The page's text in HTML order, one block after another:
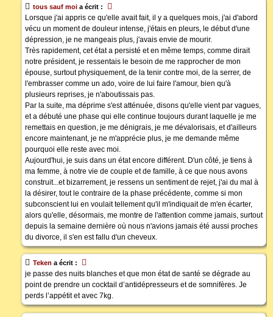
tous sauf moi a écrit :
Lorsque j'ai appris ce qu'elle avait fait, il y a quelques mois, j'ai d'abord
vécu un moment de douleur intense, j'étais en pleurs, le début d'une
dépression, je ne mangeais plus, j'avais envie de mourir.
Très rapidement, cet état a persisté et en même temps, comme dirait
notre président, je ressentais le besoin de me rapprocher de mon
épouse, surtout physiquement, de la tenir contre moi, de la serrer, de
l'embrasser comme un ado, voire de lui faire l'amour, bien qu'à
plusieurs reprises, je n'aboutissais pas.
Par la suite, ma déprime s'est atténuée, disons qu'elle vient par vagues,
et a débuté une phase qui elle continue toujours durant laquelle je me
remettais en question, je me dénigrais, je me dévalorisais, et d'ailleurs
encore maintenant, je ne m'apprécie plus, je me demande même
pourquoi elle reste avec moi.
Aujourd'hui, je suis dans un état encore différent. D'un côté, je tiens à
ma femme, à notre vie de couple et de famille, à ce que nous avons
construit...et bizarrement, je ressens un sentiment de rejet, j'ai du mal à
la désirer, tout le contraire de la phase précédente, comme si mon
subconscient lui en voulait tellement qu'il m'indiquait de m'en écarter,
alors qu'elle, désormais, me montre de l'attention comme jamais, surtout
depuis la semaine dernière où nous n'avions jamais été aussi proches
du divorce, il s'en est fallu d'un cheveux.
Teken a écrit :
je passe des nuits blanches et que mon état de santé se dégrade au
point de prendre un cocktail d’antidépresseurs et de somnifères. Je
perds l’appétit et avec 7kg.